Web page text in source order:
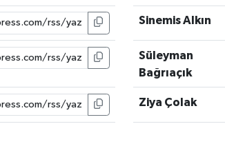
Sinemis Alkın
Süleyman
Bağrıaçık
Ziya Çolak